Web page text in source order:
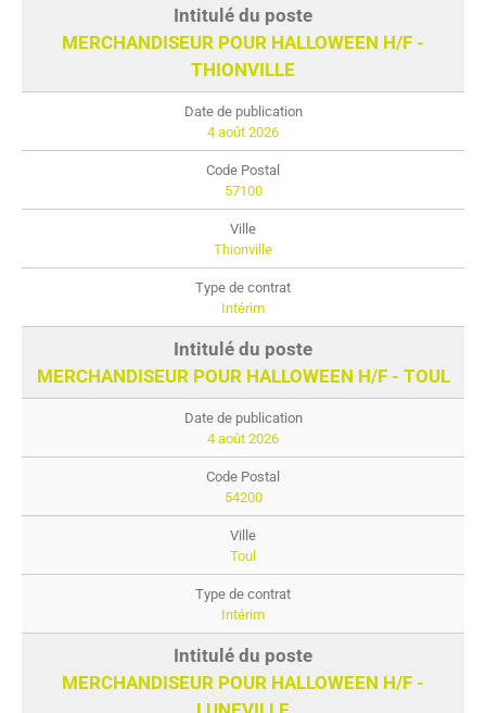
MERCHANDISEUR POUR HALLOWEEN H/F -
THIONVILLE
4 août 2026
57100
Thionville
Intérim
MERCHANDISEUR POUR HALLOWEEN H/F - TOUL
4 août 2026
54200
Toul
Intérim
MERCHANDISEUR POUR HALLOWEEN H/F -